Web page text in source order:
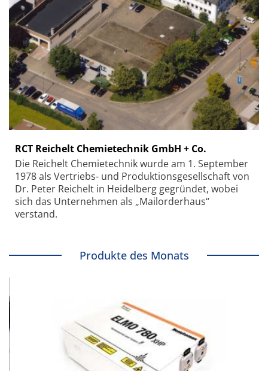
RCT Reichelt Chemietechnik GmbH + Co.
Die Reichelt Chemietechnik wurde am 1. September
1978 als Vertriebs- und Produktionsgesellschaft von
Dr. Peter Reichelt in Heidelberg gegründet, wobei
sich das Unternehmen als „Mailorderhaus“
verstand.
Produkte des Monats